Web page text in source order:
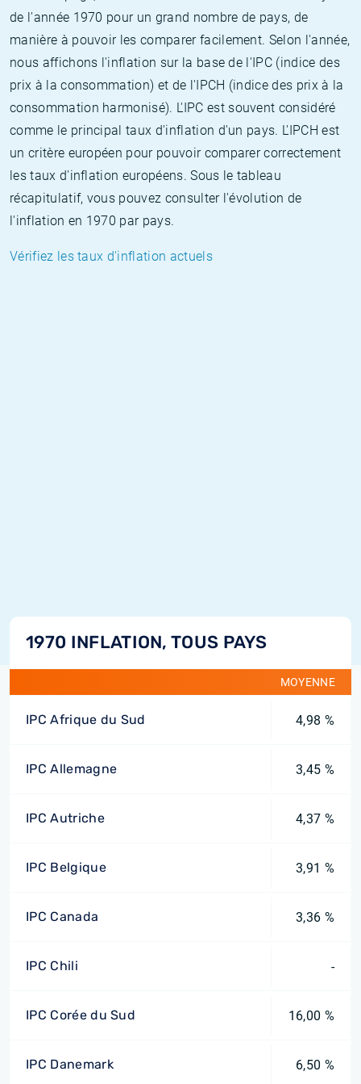
de l'année 1970 pour un grand nombre de pays, de
manière à pouvoir les comparer facilement. Selon l'année,
nous affichons l'inflation sur la base de l'IPC (indice des
prix à la consommation) et de l'IPCH (indice des prix à la
consommation harmonisé). L'IPC est souvent considéré
comme le principal taux d'inflation d'un pays. L'IPCH est
un critère européen pour pouvoir comparer correctement
les taux d'inflation européens. Sous le tableau
récapitulatif, vous pouvez consulter l'évolution de
l'inflation en 1970 par pays.
Vérifiez les taux d'inflation actuels
1970 INFLATION, TOUS PAYS
MOYENNE
IPC Afrique du Sud 4,98 %
IPC Allemagne 3,45 %
IPC Autriche 4,37 %
IPC Belgique 3,91 %
IPC Canada 3,36 %
IPC Chili -
IPC Corée du Sud 16,00 %
IPC Danemark 6,50 %